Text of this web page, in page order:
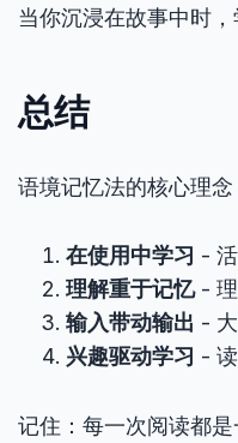
当你沉浸在故事中时，
总结
语境记忆法的核心理念
在使用中学习 -
理解重于记忆- 理
输入带动输出 -
兴趣驱动学习 -
记住：每一次阅读都